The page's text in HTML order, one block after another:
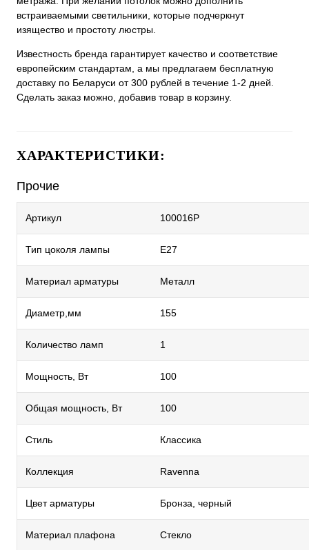
встраиваемыми светильники, которые подчеркнут
изящество и простоту люстры.
Известность бренда гарантирует качество и соответствие
европейским стандартам, а мы предлагаем бесплатную
доставку по Беларуси от 300 рублей в течение 1-2 дней.
Сделать заказ можно, добавив товар в корзину.
ХАРАКТЕРИСТИКИ:
Прочие
Артикул 100016P
Тип цоколя лампы E27
Материал арматуры Металл
Диаметр,мм 155
Количество ламп 1
Мощность, Вт 100
Общая мощность, Вт 100
Стиль Классика
Коллекция Ravenna
Цвет арматуры Бронза, черный
Материал плафона Стекло